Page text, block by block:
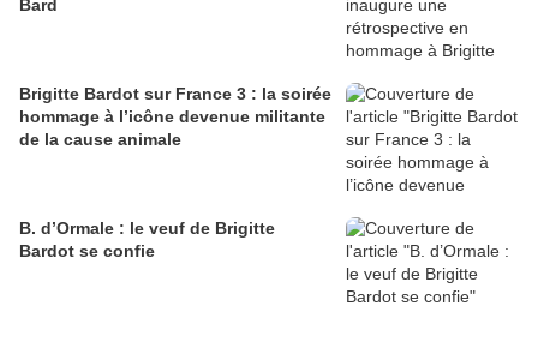
Bard
Brigitte Bardot sur France 3 : la soirée
hommage à l’icône devenue militante
de la cause animale
B. d’Ormale : le veuf de Brigitte
Bardot se confie